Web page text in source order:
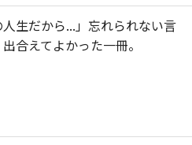
人生だから...」忘れられない言
合えてよかった一冊。